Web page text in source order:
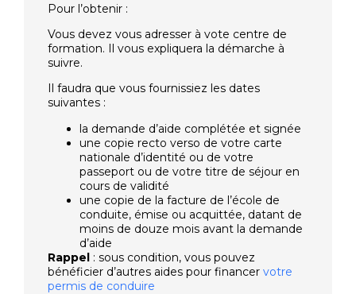
Pour l’obtenir :
Vous devez vous adresser à vote centre de
formation. Il vous expliquera la démarche à
suivre.
Il faudra que vous fournissiez les dates
suivantes :
la demande d’aide complétée et signée
une copie recto verso de votre carte
nationale d’identité ou de votre
passeport ou de votre titre de séjour en
cours de validité
une copie de la facture de l’école de
conduite, émise ou acquittée, datant de
moins de douze mois avant la demande
d’aide
Rappel : sous condition, vous pouvez
bénéficier d’autres aides pour financer votre
permis de conduire